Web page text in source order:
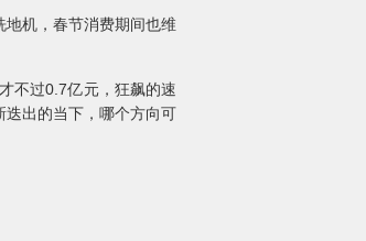
机，春节消费期间也维
不过0.7亿元，狂飙的速
出的当下，哪个方向可